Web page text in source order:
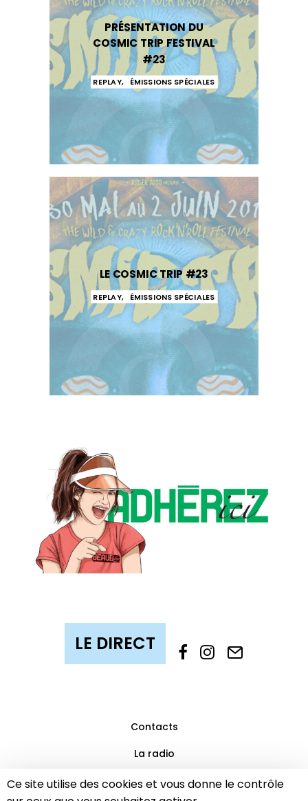
Ce site utilise des cookies et vous donne le contrôle
PRÉSENTATION DU
COSMIC TRIP FESTIVAL
#23
REPLAY, ÉMISSIONS SPÉCIALES
LE COSMIC TRIP #23
REPLAY, ÉMISSIONS SPÉCIALES
Contacts
La radio
Mentions légales